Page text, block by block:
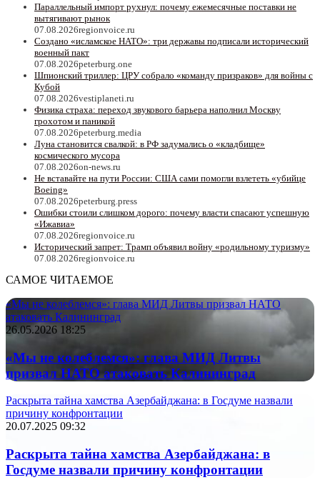
Параллельный импорт рухнул: почему ежемесячные поставки не
вытягивают рынок
07.08.2026regionvoice.ru
Создано «исламское НАТО»: три державы подписали исторический
военный пакт
07.08.2026peterburg.one
Шпионский триллер: ЦРУ собрало «команду призраков» для войны с
Кубой
07.08.2026vestiplaneti.ru
Физика страха: переход звукового барьера наполнил Москву
грохотом и паникой
07.08.2026peterburg.media
Луна становится свалкой: в РФ задумались о «кладбище»
космического мусора
07.08.2026on-news.ru
Не вставайте на пути России: США сами помогли взлететь «убийце
Boeing»
07.08.2026peterburg.press
Ошибки стоили слишком дорого: почему власти спасают успешную
«Ижавиа»
07.08.2026regionvoice.ru
Исторический запрет: Трамп объявил войну «родильному туризму»
07.08.2026regionvoice.ru
САМОЕ ЧИТАЕМОЕ
«Мы не колеблемся»: глава МИД Литвы призвал НАТО
атаковать Калининград
26.05.2026 18:25
«Мы не колеблемся»: глава МИД Литвы
призвал НАТО атаковать Калининград
Раскрыта тайна хамства Азербайджана: в Госдуме назвали
причину конфронтации
20.07.2025 09:32
Раскрыта тайна хамства Азербайджана: в
Госдуме назвали причину конфронтации